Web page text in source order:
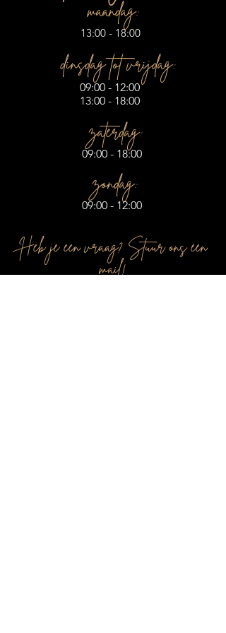
maandag:
13:00 - 18:00
dinsdag tot vrijdag:
09:00 - 12:00
13:00 - 18:00
zaterdag:
09:00 - 18:00
zondag:
09:00 - 12:00
Heb je een vraag? Stuur ons een
mail!